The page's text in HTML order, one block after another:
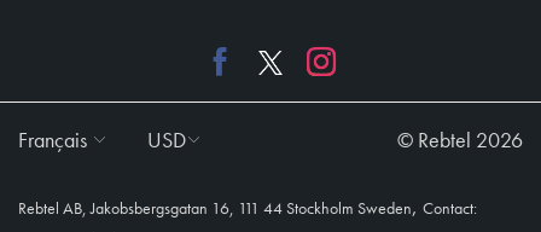
Français USD © Rebtel 2026
Rebtel AB, Jakobsbergsgatan 16, 111 44 Stockholm Sweden, Contact: